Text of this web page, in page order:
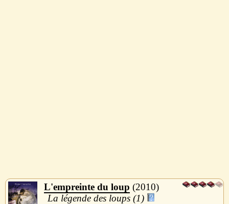
L'empreinte du loup
2010
La légende des loups (1)